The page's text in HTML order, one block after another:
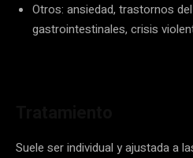
Otros: ansiedad, trastornos
gastrointestinales, crisis
Suele ser individual y ajustada a